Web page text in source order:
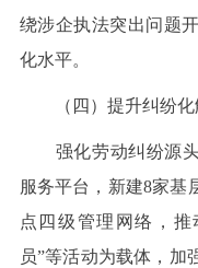
绕涉企执法突出问题
化水平。
（四）提升纠纷化
强化劳动纠纷源头
服务平台，新建8家基
点四级管理网络，
员”等活动为载体，加